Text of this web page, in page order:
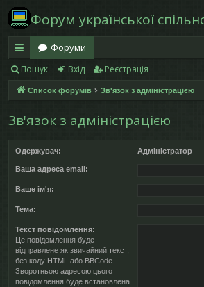
Форум української
в
и
дк
д
ос
ту
п
Форуми
Пошук Вхід Реєстрація
Список форумів Зв'язок з адміністрацією
Зв'язок з адміністрацією
Одержувач: Адміністратор
Ваша адреса email:
Ваше ім'я:
Тема:
Текст повідомлення:
Це повідомлення буде
відправлене як звичайний текст,
без коду HTML або BBCode.
Зворотньою адресою цього
повідомлення буде встановлена